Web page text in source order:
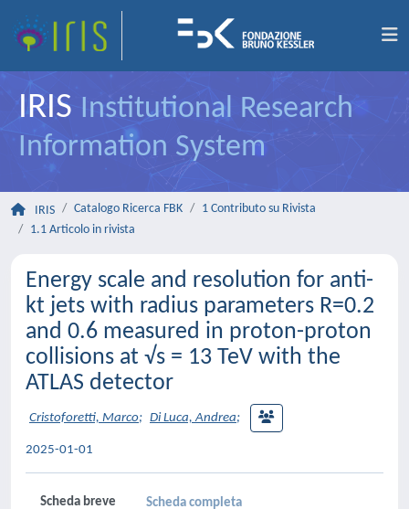
IRIS Institutional Research
Information System
IRIS Catalogo Ricerca FBK
1 Contributo su Rivista
1.1 Articolo in rivista
Energy scale and resolution for anti-
kt jets with radius parameters R=0.2
and 0.6 measured in proton-proton
collisions at √s = 13 TeV with the
ATLAS detector
Cristoforetti, Marco; Di Luca, Andrea;
2025-01-01
Scheda breve Scheda completa